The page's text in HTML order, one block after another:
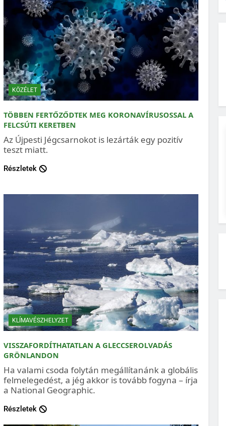
KÖZÉLET
TÖBBEN FERTŐZŐDTEK MEG KORONAVÍRUSOSSAL A
FELCSÚTI KERETBEN
Az Újpesti Jégcsarnokot is lezárták egy pozitív
teszt miatt.
Részletek
KLÍMAVÉSZHELYZET
VISSZAFORDÍTHATATLAN A GLECCSEROLVADÁS
GRÖNLANDON
Ha valami csoda folytán megállítanánk a globális
felmelegedést, a jég akkor is tovább fogyna – írja
a National Geographic.
Részletek